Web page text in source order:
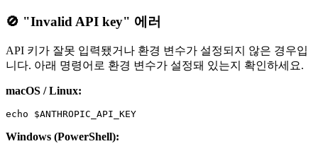
🚫 "Invalid API key" 에러
API 키가 잘못 입력됐거나 환경 변수가 설정되지 않은 경우입
니다. 아래 명령어로 환경 변수가 설정돼 있는지 확인하세요.
macOS / Linux:
Windows (PowerShell):